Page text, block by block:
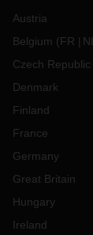
Austria
Belgium (FR NL
Czech Republic
Denmark
Finland
France
Germany
Great Britain
Hungary
Ireland